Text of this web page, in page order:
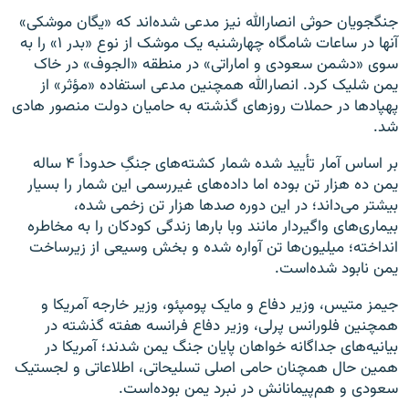
جنگجویان حوثی انصارالله نیز مدعی شده‌اند که «یگان موشکی»
آنها در ساعات شامگاه چهارشنبه یک موشک از نوع «بدر ۱» را به
سوی «دشمن سعودی و اماراتی» در منطقه «الجوف» در خاک
یمن شلیک کرد. انصارالله همچنین مدعی استفاده «مؤثر» از
پهپادها در حملات روزهای گذشته به حامیان دولت منصور هادی
شد.
بر اساس آمار تأیید شده شمار کشته‌های جنگِ حدوداً ۴ ساله
یمن ده هزار تن بوده اما داده‌های غیررسمی این شمار را بسیار
بیشتر می‌داند؛ در این دوره صدها هزار تن زخمی شده،
بیماری‌های واگیردار مانند وبا بارها زندگی کودکان را به مخاطره
انداخته؛ میلیون‌ها تن آواره شده و بخش وسیعی از زیرساخت
یمن نابود شده‌است.
جیمز متیس، وزیر دفاع و مایک پومپئو، وزیر خارجه آمریکا و
همچنین فلورانس پرلی، وزیر دفاع فرانسه هفته گذشته در
بیانیه‌های جداگانه خواهان پایان جنگ یمن شدند؛ آمریکا در
همین حال همچنان حامی اصلی تسلیحاتی، اطلاعاتی و لجستیک
سعودی و هم‌پیمانانش در نبرد یمن بوده‌است.